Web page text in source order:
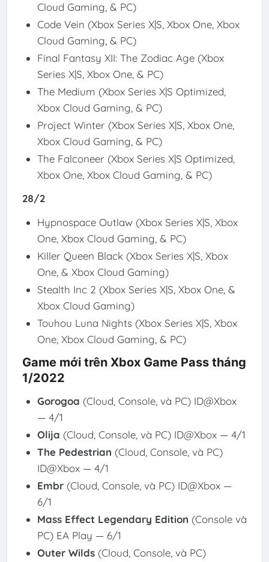
Cloud Gaming, & PC)
Code Vein (Xbox Series X|S, Xbox One, Xbox
Cloud Gaming, & PC)
Final Fantasy XII: The Zodiac Age (Xbox
Series X|S, Xbox One, & PC)
The Medium (Xbox Series X|S Optimized,
Xbox Cloud Gaming, & PC)
Project Winter (Xbox Series X|S, Xbox One,
Xbox Cloud Gaming, & PC)
The Falconeer (Xbox Series X|S Optimized,
Xbox One, Xbox Cloud Gaming, & PC)
28/2
Hypnospace Outlaw (Xbox Series X|S, Xbox
One, Xbox Cloud Gaming, & PC)
Killer Queen Black (Xbox Series X|S, Xbox
One, & Xbox Cloud Gaming)
Stealth Inc 2 (Xbox Series X|S, Xbox One, &
Xbox Cloud Gaming)
Touhou Luna Nights (Xbox Series X|S, Xbox
One, Xbox Cloud Gaming, & PC)
Game mới trên Xbox Game Pass tháng
1/2022
Gorogoa (Cloud, Console, và PC) ID@Xbox
— 4/1
Olija (Cloud, Console, và PC) ID@Xbox — 4/1
The Pedestrian (Cloud, Console, và PC)
ID@Xbox — 4/1
Embr(Cloud, Console, và PC) ID@Xbox —
6/1
Mass Effect Legendary Edition (Console và
PC) EA Play — 6/1
Outer Wilds(Cloud, Console, và PC)